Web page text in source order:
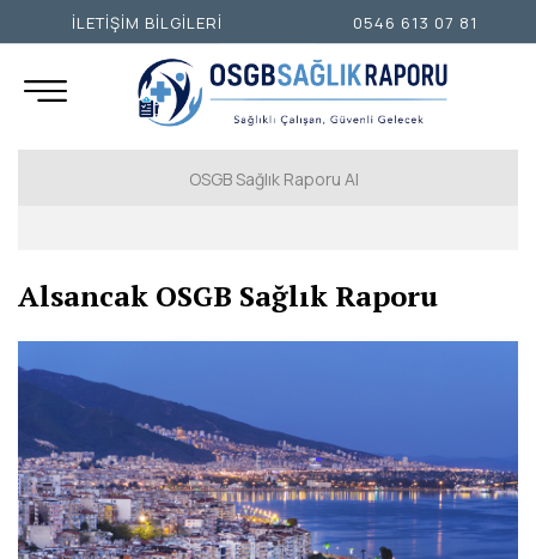
OSGB Sağlık Raporu Al
İSTANBUL ANADOLU YAKASI
ANKARA
İZMİR
ADANA
ADIYAMAN
AFYONKARAHİSAR
Alsancak OSGB Sağlık Raporu
İLETİŞİM BİLGİLERİ 0546 613 07 81